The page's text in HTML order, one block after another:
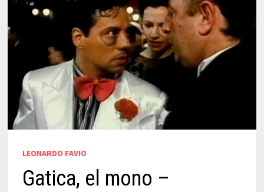
LEONARDO FAVIO
Gatica, el mono –